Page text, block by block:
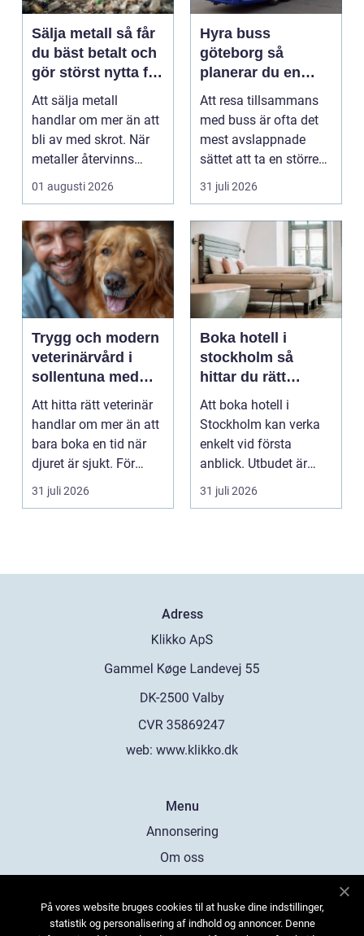
Sälja metall så får
du bäst betalt och
gör störst nytta för
miljön
Att sälja metall
handlar om mer än att
bli av med skrot. När
metaller återvinns
sparas stora
mängder...
01 augusti 2026
Hyra buss
göteborg så
planerar du en
trygg och smidig
gruppresa
Att resa tillsammans
med buss är ofta det
mest avslappnade
sättet att ta en större
grupp från punkt ...
31 juli 2026
Trygg och modern
veterinärvård i
sollentuna med
omnejd
Att hitta rätt veterinär
handlar om mer än att
bara boka en tid när
djuret är sjukt. För
många djurä...
31 juli 2026
Boka hotell i
stockholm så
hittar du rätt
boende för din
vistelse
Att boka hotell i
Stockholm kan verka
enkelt vid första
anblick. Utbudet är
stort, standarden är
gen...
31 juli 2026
Adress
web: www.klikko.dk
Menu
Annonsering
Om oss
Kontakta oss
På vores website bruges cookies til at huske dine indstillinger,
statistik og personalisering af indhold og annoncer. Denne